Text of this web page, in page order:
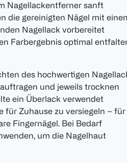
Nagellackentferner sanft
die gereinigten Nägel mit
Nagellack vorbereitet
Farbergebnis optimal
des hochwertigen
und jeweils trocknen
ein Überlack verwendet
für Zuhause zu versiegeln – für
Fingernägel. Bei Bedarf
um die Nagelhaut